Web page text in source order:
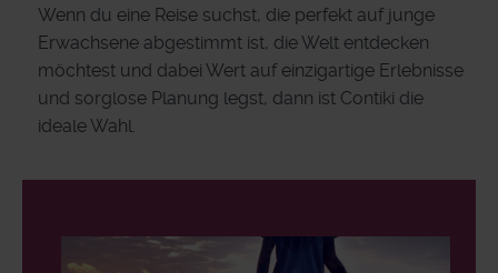
Wenn du eine Reise suchst, die perfekt auf junge
Erwachsene abgestimmt ist, die Welt entdecken
möchtest und dabei Wert auf einzigartige Erlebnisse
und sorglose Planung legst, dann ist Contiki die
ideale Wahl.